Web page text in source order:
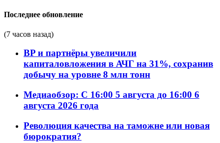
Последнее обновление
(7 часов назад)
BP и партнёры увеличили
капиталовложения в АЧГ на 31%, сохранив
добычу на уровне 8 млн тонн
Медиаобзор: С 16:00 5 августа до 16:00 6
августа 2026 года
Революция качества на таможне или новая
бюрократия?